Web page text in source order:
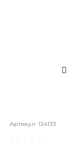
Артикул: 124133